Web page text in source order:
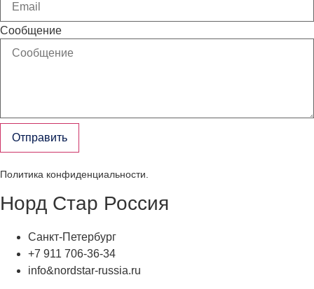
Сообщение
Отправить
Политика конфиденциальности.
Норд Стар Россия
Санкт-Петербург
+7 911 706-36-34
info&nordstar-russia.ru